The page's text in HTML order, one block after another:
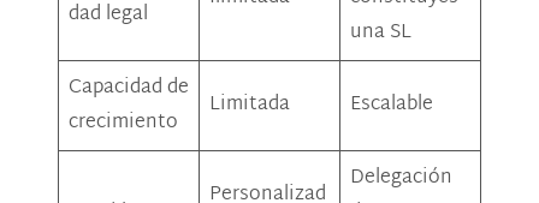
dad legal
una SL
Capacidad de
crecimiento
Limitada Escalable
Personalizad
Delegación